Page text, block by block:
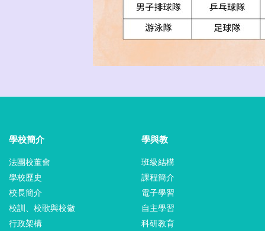
學校簡介
法團校董會
學校歷史
校長簡介
校訓、校歌與校徽
行政架構
學與教
班級結構
課程簡介
電子學習
自主學習
科研教育